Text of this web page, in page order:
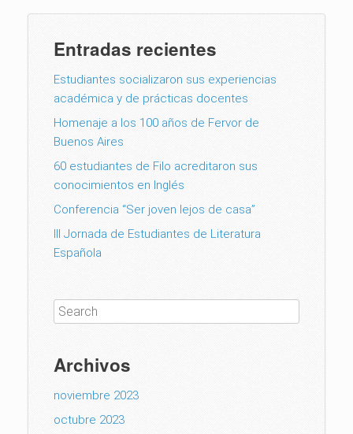
Entradas recientes
Estudiantes socializaron sus experiencias
académica y de prácticas docentes
Homenaje a los 100 años de Fervor de
Buenos Aires
60 estudiantes de Filo acreditaron sus
conocimientos en Inglés
Conferencia “Ser joven lejos de casa”
III Jornada de Estudiantes de Literatura
Española
Archivos
noviembre 2023
octubre 2023